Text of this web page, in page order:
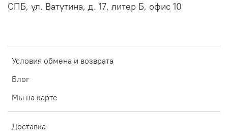
Условия обмена и возврата
Блог
Мы на карте
Доставка
СПБ, ул. Ватутина, д. 17, литер Б, офис 10